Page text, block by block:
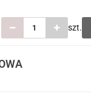
szt.